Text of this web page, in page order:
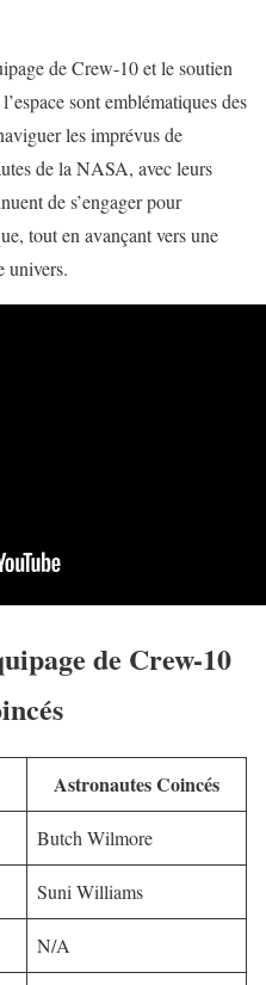
de Crew-10 et le soutien
sont emblématiques des
les imprévus de
de la NASA, avec leurs
de s’engager pour
tout en avançant vers une
univers.
de Crew-10
Astronautes Coincés
Butch Wilmore
Suni Williams
N/A